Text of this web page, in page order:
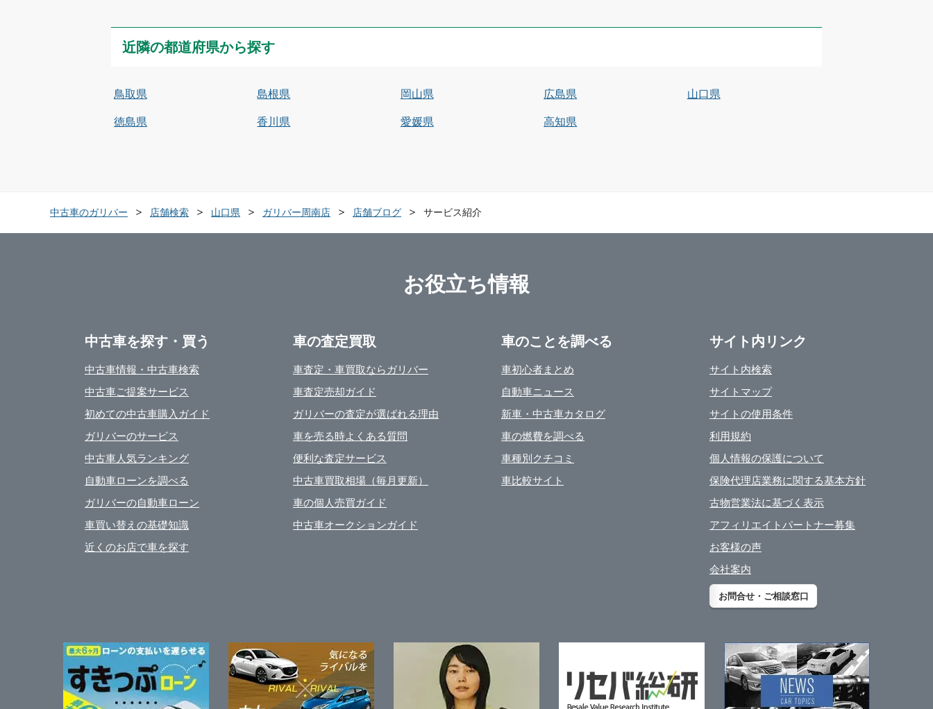
近隣の都道府県から探す
鳥取県 島根県 岡山県 広島県 山口県
徳島県 香川県 愛媛県 高知県
中古車のガリバー 店舗検索 山口県 ガリバー周南店 店舗ブログ サービス紹介
お役立ち情報
中古車を探す・買う
中古車情報・中古車検索
中古車ご提案サービス
初めての中古車購入ガイド
ガリバーのサービス
中古車人気ランキング
自動車ローンを調べる
ガリバーの自動車ローン
車買い替えの基礎知識
近くのお店で車を探す
車の査定買取
車査定・車買取ならガリバー
車査定売却ガイド
ガリバーの査定が選ばれる理由
車を売る時よくある質問
便利な査定サービス
中古車買取相場（毎月更新）
車の個人売買ガイド
中古車オークションガイド
車のことを調べる
車初心者まとめ
自動車ニュース
新車・中古車カタログ
車の燃費を調べる
車種別クチコミ
車比較サイト
サイト内リンク
サイト内検索
サイトマップ
サイトの使用条件
利用規約
個人情報の保護について
保険代理店業務に関する基本方針
古物営業法に基づく表示
アフィリエイトパートナー募集
お客様の声
会社案内
お問合せ・ご相談窓口